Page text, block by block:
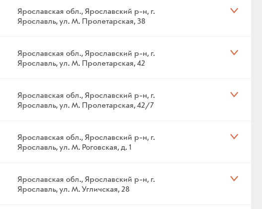
Ярославская обл., Ярославский р-н, г.
Ярославль, ул. М. Пролетарская, 38
Ярославская обл., Ярославский р-н, г.
Ярославль, ул. М. Пролетарская, 42
Ярославская обл., Ярославский р-н, г.
Ярославль, ул. М. Пролетарская, 42/7
Ярославская обл., Ярославский р-н, г.
Ярославль, ул. М. Роговская, д. 1
Ярославская обл., Ярославский р-н, г.
Ярославль, ул. М. Угличская, 28